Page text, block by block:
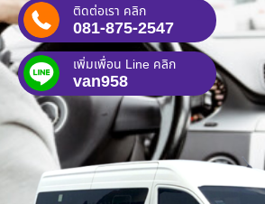
ติดต่อเรา คลิก
081-875-2547
เพิ่มเพื่อน Line คลิก
van958